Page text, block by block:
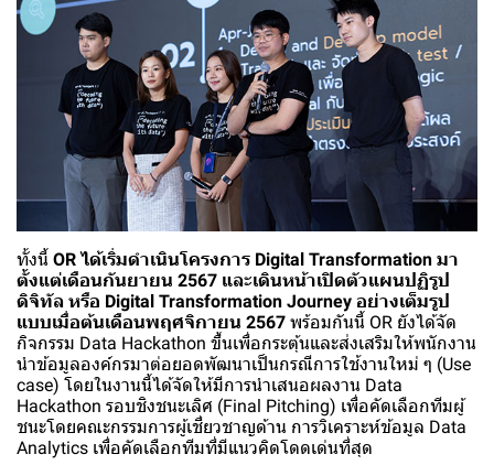
ทั้งนี้ OR ได้เริ่มดำเนินโครงการ Digital Transformation มา
ตั้งแต่เดือนกันยายน 2567 และเดินหน้าเปิดตัวแผนปฏิรูป
ดิจิทัล หรือ Digital Transformation Journey อย่างเต็มรูป
แบบเมื่อต้นเดือนพฤศจิกายน 2567 พร้อมกันนี้ OR ยังได้จัด
กิจกรรม Data Hackathon ขึ้นเพื่อกระตุ้นและส่งเสริมให้พนักงาน
นำข้อมูลองค์กรมาต่อยอดพัฒนาเป็นกรณีการใช้งานใหม่ ๆ (Use
case) โดยในงานนี้ได้จัดให้มีการนำเสนอผลงาน Data
Hackathon รอบชิงชนะเลิศ (Final Pitching) เพื่อคัดเลือกทีมผู้
ชนะโดยคณะกรรมการผู้เชี่ยวชาญด้าน การวิเคราะห์ข้อมูล Data
Analytics เพื่อคัดเลือกทีมที่มีแนวคิดโดดเด่นที่สุด